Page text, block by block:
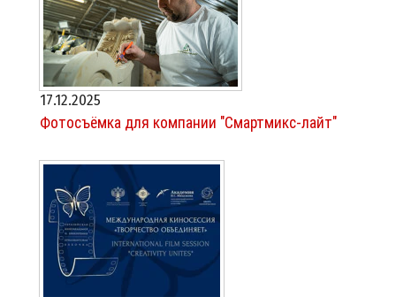
17.12.2025
Фотосъёмка для компании "Смартмикс-лайт"